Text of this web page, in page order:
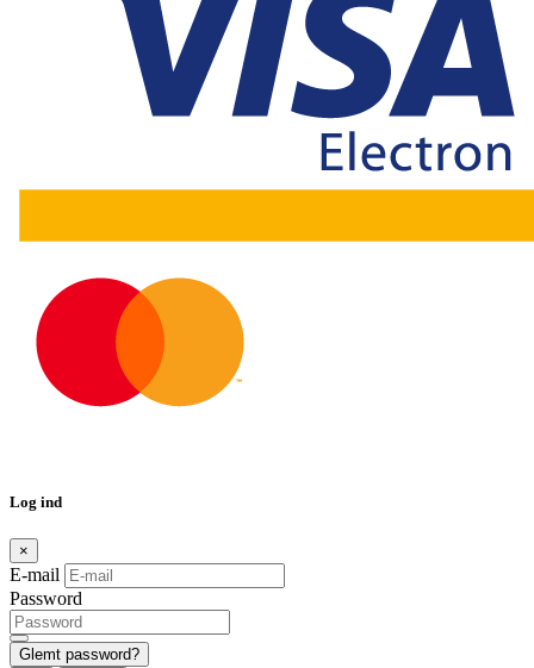
Log ind
×
E-mail
Password
Glemt password?